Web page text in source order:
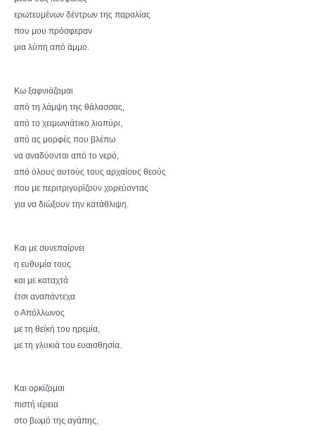
ερωτευμένων δέντρων της παραλίας
που μου πρόσφεραν
μια λύπη από άμμο.
Κω ξαφνιάζομαι
από τη λάμψη της θάλασσας,
από το χειμωνιάτικο λιοπύρι,
από ας μορφές που βλέπω
να αναδύονται από το νερό,
από όλους αυτούς τους αρχαίους θεούς
που με περιτριγυρίζουν χορεύοντας
για να διώξουν την κατάθλιψη.
Και με συνεπαίρνει
η ευθυμία τους
και με καταχτά
έτσι αναπάντεχα
ο Απόλλωνος
με τη θεϊκή του ηρεμία,
με τη γλυκιά του ευαισθησία.
Και ορκίζομαι
πιστή ιέρεια
στο βωμό της αγάπης,